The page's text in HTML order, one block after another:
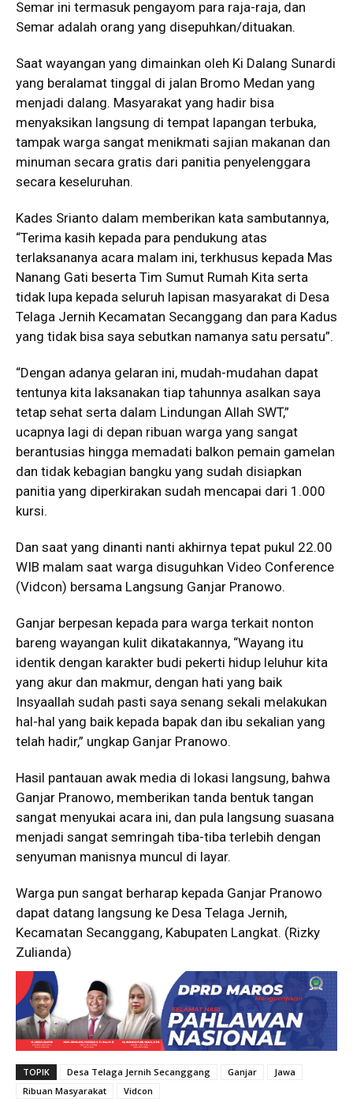
Semar ini termasuk pengayom para raja-raja, dan
Semar adalah orang yang disepuhkan/dituakan.
Saat wayangan yang dimainkan oleh Ki Dalang Sunardi
yang beralamat tinggal di jalan Bromo Medan yang
menjadi dalang. Masyarakat yang hadir bisa
menyaksikan langsung di tempat lapangan terbuka,
tampak warga sangat menikmati sajian makanan dan
minuman secara gratis dari panitia penyelenggara
secara keseluruhan.
Kades Srianto dalam memberikan kata sambutannya,
“Terima kasih kepada para pendukung atas
terlaksananya acara malam ini, terkhusus kepada Mas
Nanang Gati beserta Tim Sumut Rumah Kita serta
tidak lupa kepada seluruh lapisan masyarakat di Desa
Telaga Jernih Kecamatan Secanggang dan para Kadus
yang tidak bisa saya sebutkan namanya satu persatu”.
“Dengan adanya gelaran ini, mudah-mudahan dapat
tentunya kita laksanakan tiap tahunnya asalkan saya
tetap sehat serta dalam Lindungan Allah SWT,”
ucapnya lagi di depan ribuan warga yang sangat
berantusias hingga memadati balkon pemain gamelan
dan tidak kebagian bangku yang sudah disiapkan
panitia yang diperkirakan sudah mencapai dari 1.000
kursi.
Dan saat yang dinanti nanti akhirnya tepat pukul 22.00
WIB malam saat warga disuguhkan Video Conference
(Vidcon) bersama Langsung Ganjar Pranowo.
Ganjar berpesan kepada para warga terkait nonton
bareng wayangan kulit dikatakannya, “Wayang itu
identik dengan karakter budi pekerti hidup leluhur kita
yang akur dan makmur, dengan hati yang baik
Insyaallah sudah pasti saya senang sekali melakukan
hal-hal yang baik kepada bapak dan ibu sekalian yang
telah hadir,” ungkap Ganjar Pranowo.
Hasil pantauan awak media di lokasi langsung, bahwa
Ganjar Pranowo, memberikan tanda bentuk tangan
sangat menyukai acara ini, dan pula langsung suasana
menjadi sangat semringah tiba-tiba terlebih dengan
senyuman manisnya muncul di layar.
Warga pun sangat berharap kepada Ganjar Pranowo
dapat datang langsung ke Desa Telaga Jernih,
Kecamatan Secanggang, Kabupaten Langkat. (Rizky
Zulianda)
TOPIK Desa Telaga Jernih Secanggang Ganjar
Jawa
Ribuan Masyarakat
Vidcon